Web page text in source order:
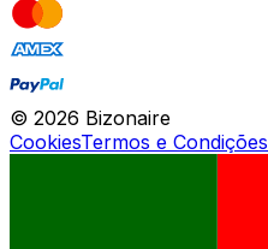
© 2026 Bizonaire
CookiesTermos e Condições